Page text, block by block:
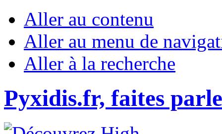
Aller au contenu
Aller au menu de
Aller à la recherche
Pyxidis.fr, faites